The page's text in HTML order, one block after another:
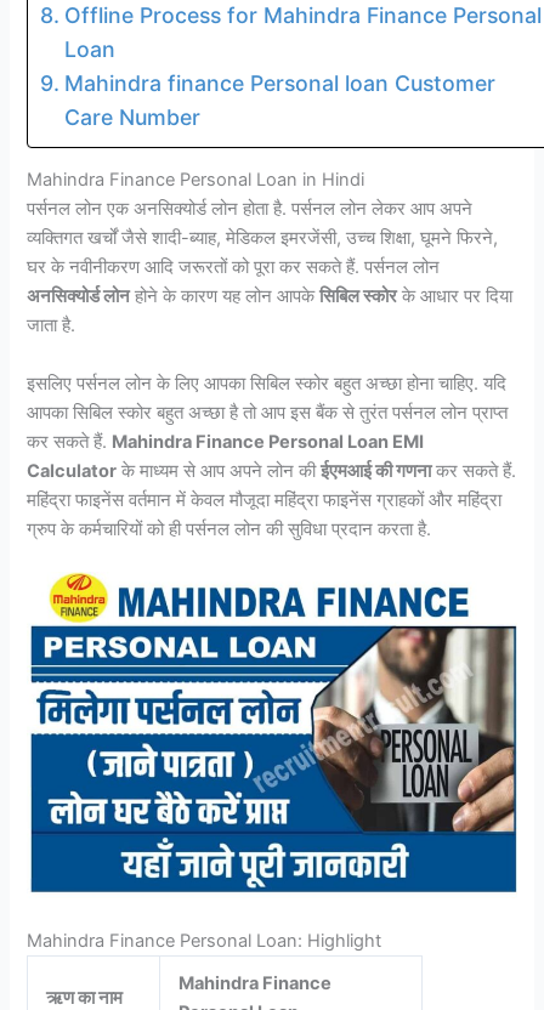
Offline Process for Mahindra Finance Personal
Loan
Mahindra finance Personal loan Customer
Care Number
Mahindra Finance Personal Loan in Hindi
पर्सनल लोन एक अनसिक्योर्ड लोन होता है. पर्सनल लोन लेकर आप अपने
व्यक्तिगत खर्चों जैसे शादी-ब्याह, मेडिकल इमरजेंसी, उच्च शिक्षा, घूमने फिरने,
घर के नवीनीकरण आदि जरूरतों को पूरा कर सकते हैं. पर्सनल लोन
अनसिक्योर्ड लोनहोने के कारण यह लोन आपकेसिबिल स्कोरके आधार पर दिया
जाता है.
इसलिए पर्सनल लोन के लिए आपका सिबिल स्कोर बहुत अच्छा होना चाहिए. यदि
आपका सिबिल स्कोर बहुत अच्छा है तो आप इस बैंक से तुरंत पर्सनल लोन प्राप्त
कर सकते हैं. Mahindra Finance Personal Loan EMI
Calculator के माध्यम से आप अपने लोन कीईएमआई की गणनाकर सकते हैं.
महिंद्रा फाइनेंस वर्तमान में केवल मौजूदा महिंद्रा फाइनेंस ग्राहकों और महिंद्रा
ग्रुप के कर्मचारियों को ही पर्सनल लोन की सुविधा प्रदान करता है.
Mahindra Finance Personal Loan: Highlight
ऋण का नाम
Mahindra Finance